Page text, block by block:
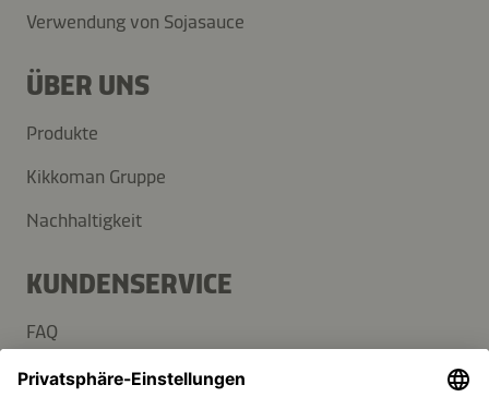
Verwendung von Sojasauce
ÜBER UNS
Produkte
Kikkoman Gruppe
Nachhaltigkeit
KUNDENSERVICE
FAQ
Kontakt